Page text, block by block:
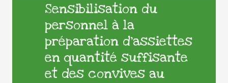
Sensibilisation du
personnel à la
préparation d’assiettes
en quantité suffisante
et des convives au